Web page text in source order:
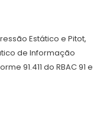
Estático e Pitot,
de Informação
91.411 do RBAC 91 e